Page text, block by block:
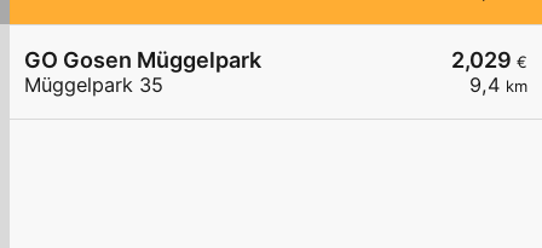
2,029 €
9,4 km
GO Gosen Müggelpark
Müggelpark 35